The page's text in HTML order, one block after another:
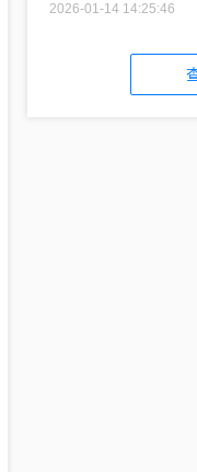
2026-01-14 14:25:46